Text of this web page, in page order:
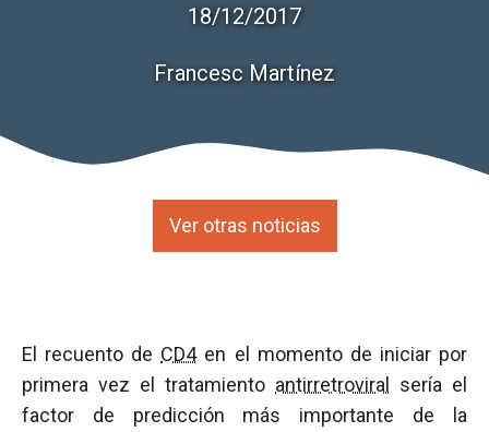
18/12/2017
Francesc Martínez
Ver otras noticias
El recuento de CD4en el momento de iniciar por
primera vez el tratamiento antirretroviral
sería el
factor de predicción más importante de la